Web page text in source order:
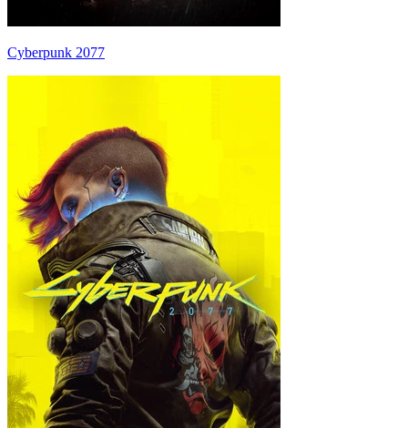
Cyberpunk 2077